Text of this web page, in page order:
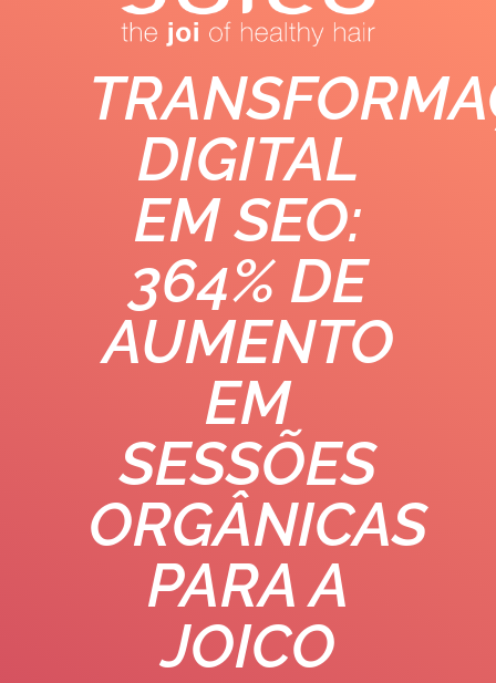
DIGITAL
EM SEO:
364% DE
AUMENTO
EM
SESSÕES
ORGÂNICAS
PARA A
JOICO